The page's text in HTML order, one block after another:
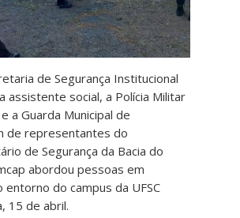
de Segurança Institucional
assistente social, a Polícia Militar
a Guarda Municipal de
de representantes do
de Segurança da Bacia do
abordou pessoas em
entorno do campus da UFSC
15 de abril.